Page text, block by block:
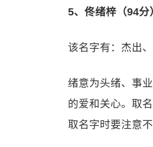
5、佟绪梓（94分
该名字有：杰出
绪意为头绪、事
的爱和关心。取
取名字时要注意